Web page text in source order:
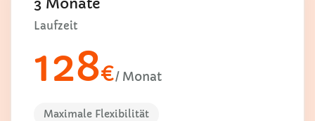
3 Monate
Laufzeit
128€/ Monat
Maximale Flexibilität